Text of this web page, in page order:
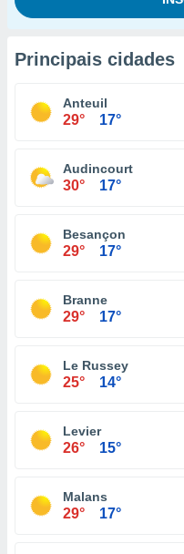
Principais cidades
Anteuil
29° 17°
Audincourt
30° 17°
Besançon
29° 17°
Branne
29° 17°
Le Russey
25° 14°
Levier
26° 15°
Malans
29° 17°